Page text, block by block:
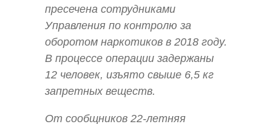
пресечена сотрудниками
Управления по контролю за
оборотом наркотиков в 2018 году.
В процессе операции задержаны
12 человек, изъято свыше 6,5 кг
запретных веществ.
От сообщников 22-летняя